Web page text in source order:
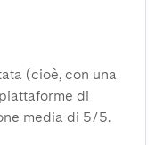
(cioè, con una
di
media di 5/5.